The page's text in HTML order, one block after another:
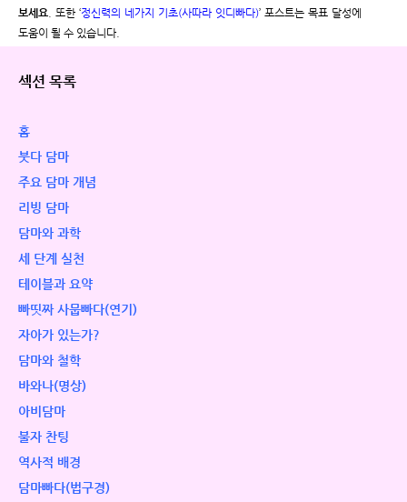
보세요 . 또한 ‘정신력의 네가지 기초(사따라 잇디빠다)’ 포스트는 목표 달성에
도움이 될 수 있습니다.
섹션 목록
홈
붓다 담마
주요 담마 개념
리빙 담마
담마와 과학
세 단계 실천
테이블과 요약
빠띳짜 사뭅빠다(연기)
자아가 있는가?
담마와 철학
바와나(명상)
아비담마
불자 찬팅
역사적 배경
담마빠다(법구경)